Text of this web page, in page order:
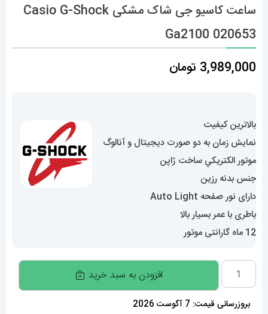
ساعت کاسیو جی شاک مشکی Casio G-Shock
Ga2100 020653
3,989,000 تومان
بالاترین کیفیت
نمایش زمان به دو صورت دیجیتال و آنالوگ
موتور الکتريکي ساخت ژاپن
جنس بدنه رزین
دارای نور صفحه Auto Light
باطری با عمر بسیار بالا
12 ماه گارانتی موتور
ساعت
کاسیو
جی
افزودن به سبد خرید
بروزرسانی قیمت: 7 آگوست 2026